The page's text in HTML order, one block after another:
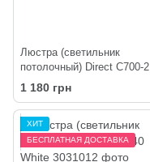
Люстра (светильник
потолочный) Direct C700-2
White
1 180 грн
ХИТ
БЕСПЛАТНАЯ ДОСТАВКА